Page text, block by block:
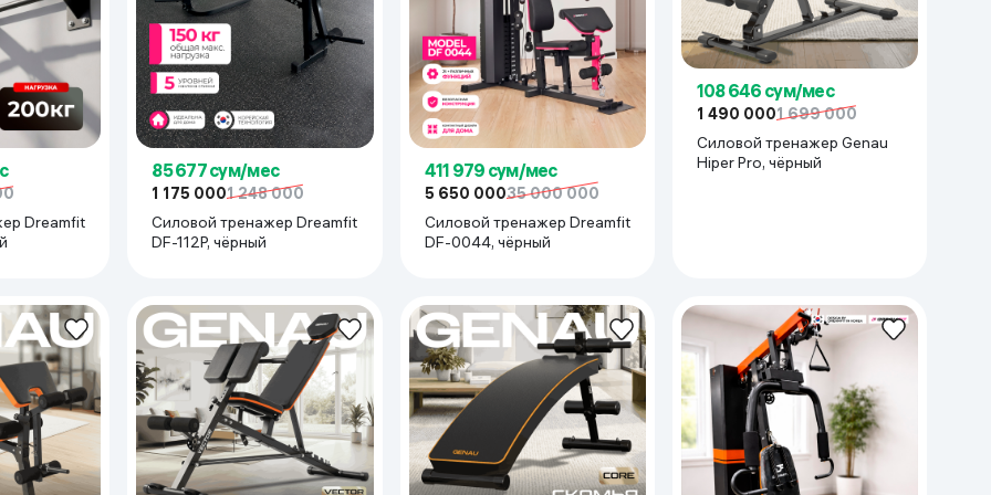
реальности
Dreamfit
85 677 сум/мес
1 175 0001 248 000
Силовой тренажер Dreamfit
DF-112P, чёрный
411 979 сум/мес
5 650 00035 000 000
Силовой тренажер Dreamfit
DF-0044, чёрный
108 646 сум/мес
1 490 0001 699 000
Силовой тренажер Genau
Hiper Pro, чёрный